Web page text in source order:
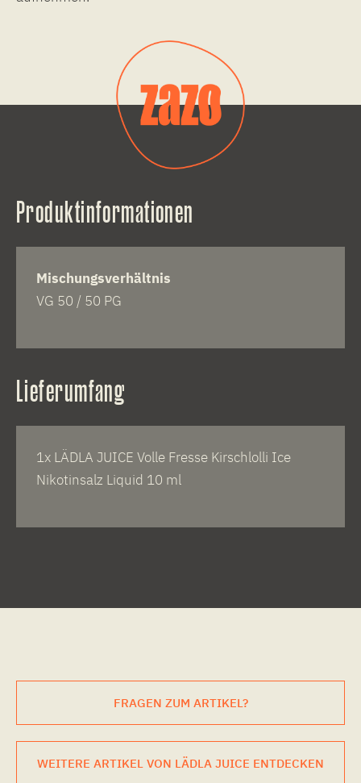
Produktinformationen
Mischungsverhältnis
VG 50 / 50 PG
Lieferumfang
1x LÄDLA JUICE Volle Fresse Kirschlolli Ice
Nikotinsalz Liquid 10 ml
FRAGEN ZUM ARTIKEL?
WEITERE ARTIKEL VON LÄDLA JUICE ENTDECKEN